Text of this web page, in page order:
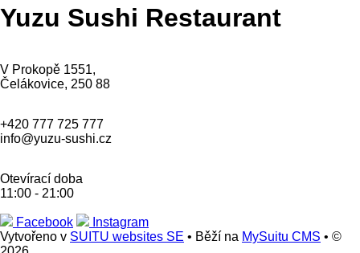
Yuzu Sushi Restaurant
V Prokopě 1551,
Čelákovice, 250 88
+420 777 725 777
info@yuzu-sushi.cz
Otevírací doba
11:00 - 21:00
Facebook
Instagram
Vytvořeno v SUITU websites SE • Běží na MySuitu CMS • ©